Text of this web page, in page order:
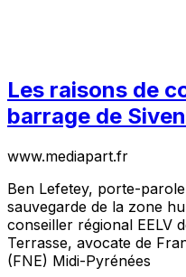
Les raisons de
barrage de
www.mediapart.fr
Ben Lefetey, porte-
sauvegarde de la zone
conseiller régional EELV
Terrasse, avocate de
(FNE) Midi-Pyrénées